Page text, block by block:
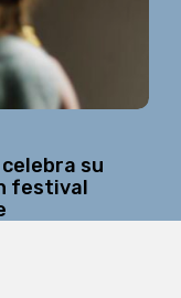
su
festival